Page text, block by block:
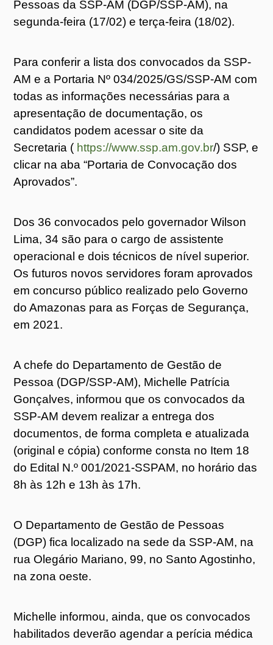
Pessoas da SSP-AM (DGP/SSP-AM), na
segunda-feira (17/02) e terça-feira (18/02).
Para conferir a lista dos convocados da SSP-
AM e a Portaria Nº 034/2025/GS/SSP-AM com
todas as informações necessárias para a
apresentação de documentação, os
candidatos podem acessar o site da
Secretaria ( https://www.ssp.am.gov.br/) SSP, e
clicar na aba “Portaria de Convocação dos
Aprovados”.
Dos 36 convocados pelo governador Wilson
Lima, 34 são para o cargo de assistente
operacional e dois técnicos de nível superior.
Os futuros novos servidores foram aprovados
em concurso público realizado pelo Governo
do Amazonas para as Forças de Segurança,
em 2021.
A chefe do Departamento de Gestão de
Pessoa (DGP/SSP-AM), Michelle Patrícia
Gonçalves, informou que os convocados da
SSP-AM devem realizar a entrega dos
documentos, de forma completa e atualizada
(original e cópia) conforme consta no Item 18
do Edital N.º 001/2021-SSPAM, no horário das
8h às 12h e 13h às 17h.
O Departamento de Gestão de Pessoas
(DGP) fica localizado na sede da SSP-AM, na
rua Olegário Mariano, 99, no Santo Agostinho,
na zona oeste.
Michelle informou, ainda, que os convocados
habilitados deverão agendar a perícia médica